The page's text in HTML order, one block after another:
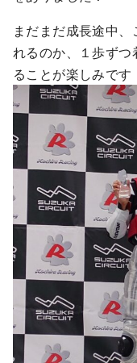
まだまだ成長途中
れるのか、１歩ず
ることが楽しみです